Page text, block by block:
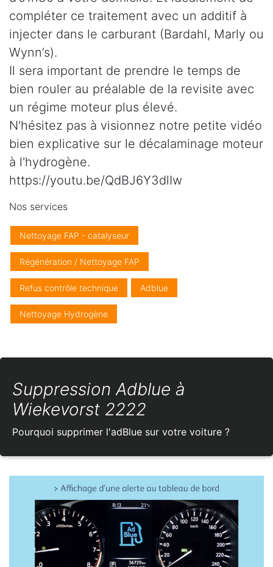
compléter ce traitement avec un additif à
injecter dans le carburant (Bardahl, Marly ou
Wynn’s).
Il sera important de prendre le temps de
bien rouler au préalable de la revisite avec
un régime moteur plus élevé.
N'hésitez pas à visionnez notre petite vidéo
bien explicative sur le décalaminage moteur
à l'hydrogène.
https://youtu.be/QdBJ6Y3dlIw
Nos services
Nettoyage FAP - catalyseur
Régénération / Nettoyage FAP
Refus contrôle technique Adblue
Nettoyage Hydrogène
Suppression Adblue à
Wiekevorst 2222
Pourquoi supprimer l'adBlue sur votre voiture ?